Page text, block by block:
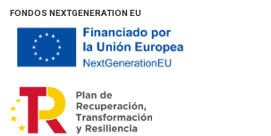
FONDOS NEXTGENERATION EU